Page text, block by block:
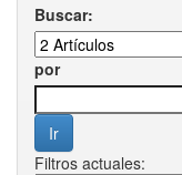
Buscar:
por
Filtros actuales: